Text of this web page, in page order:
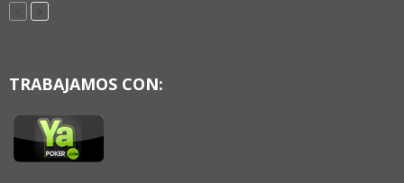
TRABAJAMOS CON: